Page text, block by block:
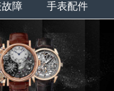
障 手表配件